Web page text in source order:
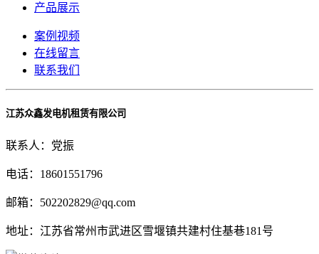
产品展示
案例视频
在线留言
联系我们
江苏众鑫发电机租赁有限公司
联系人：党振
电话：18601551796
邮箱：502202829@qq.com
地址：江苏省常州市武进区雪堰镇共建村住基巷181号